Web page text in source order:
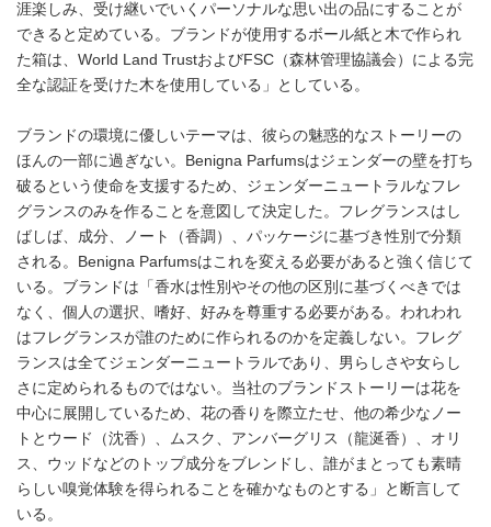
涯楽しみ、受け継いでいくパーソナルな思い出の品にすることが
できると定めている。ブランドが使用するボール紙と木で作られ
た箱は、World Land TrustおよびFSC（森林管理協議会）による完
全な認証を受けた木を使用している」としている。
ブランドの環境に優しいテーマは、彼らの魅惑的なストーリーの
ほんの一部に過ぎない。Benigna Parfumsはジェンダーの壁を打ち
破るという使命を支援するため、ジェンダーニュートラルなフレ
グランスのみを作ることを意図して決定した。フレグランスはし
ばしば、成分、ノート（香調）、パッケージに基づき性別で分類
される。Benigna Parfumsはこれを変える必要があると強く信じて
いる。ブランドは「香水は性別やその他の区別に基づくべきでは
なく、個人の選択、嗜好、好みを尊重する必要がある。われわれ
はフレグランスが誰のために作られるのかを定義しない。フレグ
ランスは全てジェンダーニュートラルであり、男らしさや女らし
さに定められるものではない。当社のブランドストーリーは花を
中心に展開しているため、花の香りを際立たせ、他の希少なノー
トとウード（沈香）、ムスク、アンバーグリス（龍涎香）、オリ
ス、ウッドなどのトップ成分をブレンドし、誰がまとっても素晴
らしい嗅覚体験を得られることを確かなものとする」と断言して
いる。